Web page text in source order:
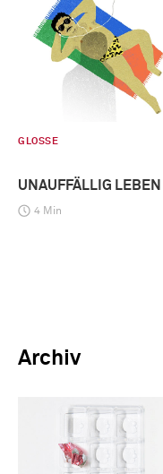
GLOSSE
UNAUFFÄLLIG LEBEN
4 Min
Archiv